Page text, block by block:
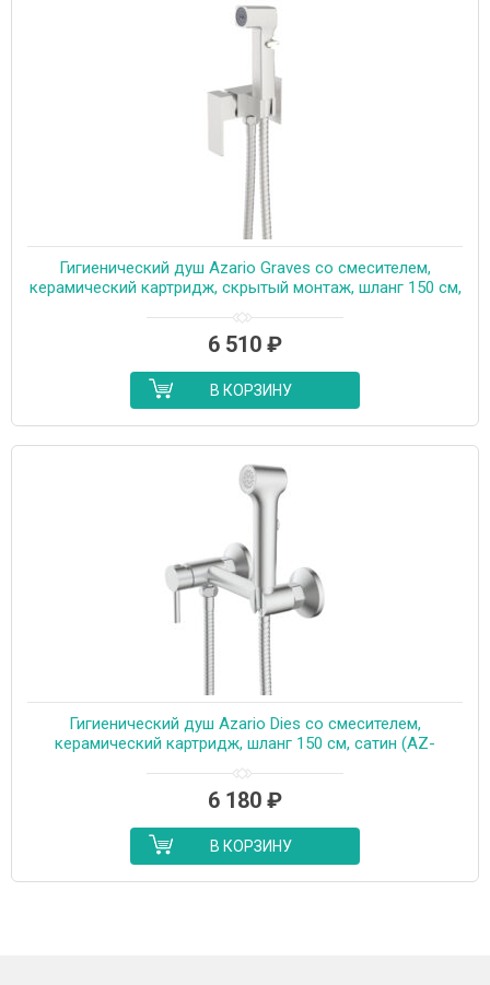
Гигиенический душ Azario Graves со смесителем,
керамический картридж, скрытый монтаж, шланг 150 см,
6 510 ₽
В КОРЗИНУ
Гигиенический душ Azario Dies со смесителем,
керамический картридж, шланг 150 см, сатин (AZ-
6 180 ₽
В КОРЗИНУ